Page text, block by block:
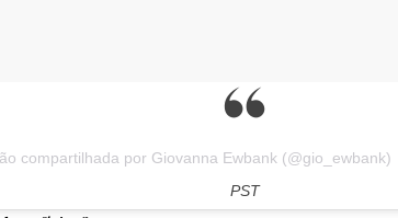
compartilhada por Giovanna Ewbank (@gio_ewbank)
PST